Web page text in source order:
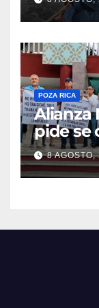
POZA RICA
Alianza
pide se
8 AGOSTO,